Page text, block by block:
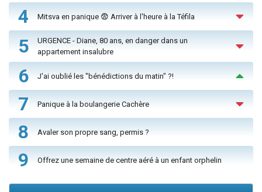
4 Mitsva en panique 😨 Arriver à l'heure à la Téfila
5
URGENCE - Diane, 80 ans, en danger dans un
appartement insalubre
6 J'ai oublié les "bénédictions du matin" ?!
7 Panique à la boulangerie Cachère
8 Avaler son propre sang, permis ?
9 Offrez une semaine de centre aéré à un enfant orphelin